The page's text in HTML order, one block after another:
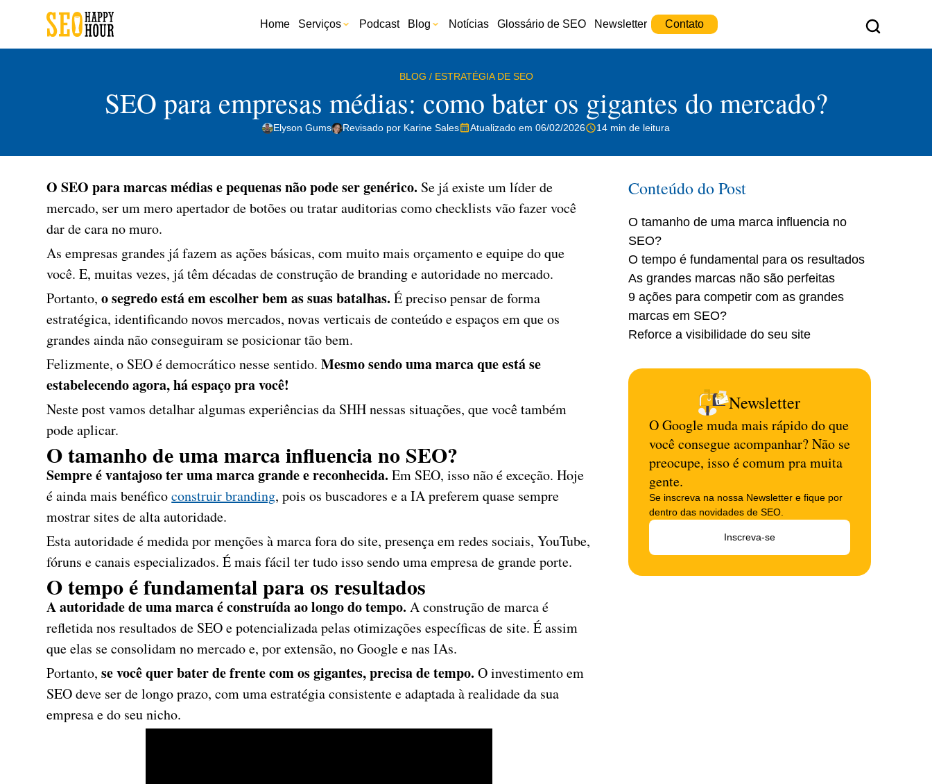
Home Serviços Podcast Blog Notícias Glossário de SEO Newsletter Contato
BLOG / ESTRATÉGIA DE SEO
SEO para empresas médias: como bater os gigantes do mercado?
Elyson Gums Revisado por Karine Sales Atualizado em 06/02/2026 14 min de leitura
Conteúdo do Post
O tamanho de uma marca influencia no
SEO?
O tempo é fundamental para os resultados
As grandes marcas não são perfeitas
9 ações para competir com as grandes
marcas em SEO?
Reforce a visibilidade do seu site
Newsletter
O Google muda mais rápido do que
você consegue acompanhar? Não se
preocupe, isso é comum pra muita
gente.
Se inscreva na nossa Newsletter e fique por
dentro das novidades de SEO.
Inscreva-se
O SEO para marcas médias e pequenas não pode ser genérico. Se já existe um líder de
mercado, ser um mero apertador de botões ou tratar auditorias como checklists vão fazer você
dar de cara no muro.
As empresas grandes já fazem as ações básicas, com muito mais orçamento e equipe do que
você. E, muitas vezes, já têm décadas de construção de branding e autoridade no mercado.
Portanto,o segredo está em escolher bem as suas batalhas.É preciso pensar de forma
estratégica, identificando novos mercados, novas verticais de conteúdo e espaços em que os
grandes ainda não conseguiram se posicionar tão bem.
Felizmente, o SEO é democrático nesse sentido.Mesmo sendo uma marca que está se
estabelecendo agora, há espaço pra você!
Neste post vamos detalhar algumas experiências da SHH nessas situações, que você também
pode aplicar.
O tamanho de uma marca influencia no SEO?
Sempre é vantajoso ter uma marca grande e reconhecida.Em SEO, isso não é exceção. Hoje
é ainda mais benéficoconstruir branding, pois os buscadores e a IA preferem quase sempre
mostrar sites de alta autoridade.
Esta autoridade é medida por menções à marca fora do site, presença em redes sociais, YouTube,
fóruns e canais especializados. É mais fácil ter tudo isso sendo uma empresa de grande porte.
O tempo é fundamental para os resultados
A autoridade de uma marca é construída ao longo do tempo.A construção de marca é
refletida nos resultados de SEO e potencializada pelas otimizações específicas de site. É assim
que elas se consolidam no mercado e, por extensão, no Google e nas IAs.
Portanto,se você quer bater de frente com os gigantes, precisa de tempo.O investimento em
SEO deve ser de longo prazo, com uma estratégia consistente e adaptada à realidade da sua
empresa e do seu nicho.